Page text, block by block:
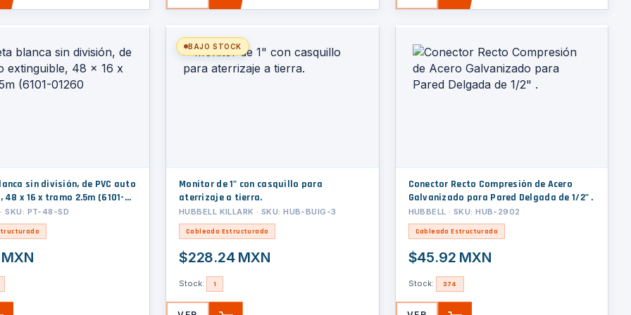
sin división, de PVC auto
x 16 x tramo 2.5m (6101-
SKU: PT-48-SD
Monitor de 1" con casquillo para
aterrizaje a tierra.
HUBBELL KILLARK · SKU: HUB-BUIG-3
Cableado Estructurado
$228.24 MXN
Stock: 1
BAJO STOCK
Conector Recto Compresión de Acero
Galvanizado para Pared Delgada de 1/2" .
HUBBELL · SKU: HUB-2902
Cableado Estructurado
$45.92 MXN
Stock: 374